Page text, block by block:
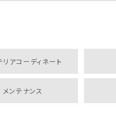
リアコーディネート
メンテナンス